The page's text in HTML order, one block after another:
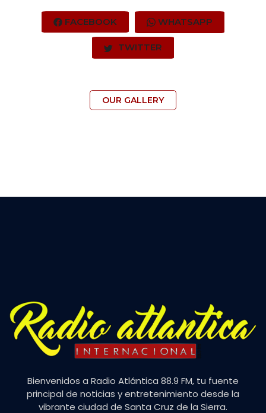
FACEBOOK WHATSAPP
TWITTER
OUR GALLERY
Bienvenidos a Radio Atlántica 88.9 FM, tu fuente
principal de noticias y entretenimiento desde la
vibrante ciudad de Santa Cruz de la Sierra.